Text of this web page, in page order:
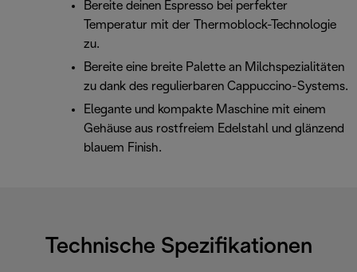
Bereite deinen Espresso bei perfekter
Temperatur mit der Thermoblock-Technologie
zu.
Bereite eine breite Palette an Milchspezialitäten
zu dank des regulierbaren Cappuccino-Systems.
Elegante und kompakte Maschine mit einem
Gehäuse aus rostfreiem Edelstahl und glänzend
blauem Finish.
Technische Spezifikationen